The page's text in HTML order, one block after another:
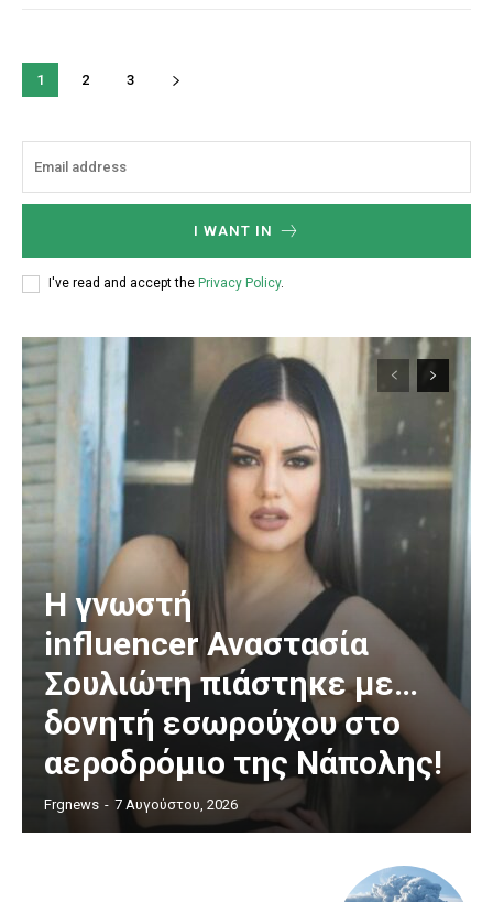
1 2 3
I WANT IN
I've read and accept the Privacy Policy.
Η γνωστή
influencer Αναστασία
Σουλιώτη πιάστηκε με…
δονητή εσωρούχου στο
αεροδρόμιο της Νάπολης!
Frgnews - 7 Αυγούστου, 2026